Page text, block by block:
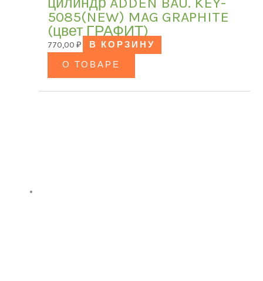
5085(NEW) MAG GRAPHITE
(цвет ГРАФИТ)
770,00 ₽
В КОРЗИНУ
О ТОВАРЕ